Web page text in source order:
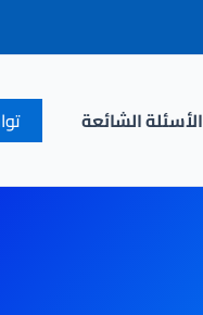
الأسئلة الشائعة